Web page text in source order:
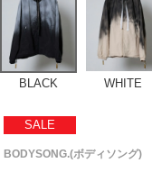
BLACK WHITE
SALE
BODYSONG.(ボディソング)